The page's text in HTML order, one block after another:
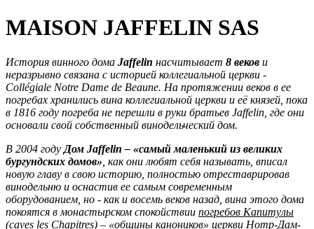
MAISON JAFFELIN SAS
История винного дома Jaffelin насчитывает 8 веков и
неразрывно связана с историей коллегиальной церкви -
Collégiale Notre Dame de Beaune. На протяжении веков в ее
погребах хранились вина коллегиальной церкви и её князей, пока
в 1816 году погреба не перешли в руки братьев Jaffelin, где они
основали свой собственный винодельческий дом.
В 2004 году Дом Jaffelin – «самый маленький из великих
бургундских домов» , как они любят себя называть, вписал
новую главу в свою историю, полностью отреставрировав
винодельню и оснастив ее самым современным
оборудованием, но - как и восемь веков назад, вина этого дома
покоятся в монастырском спокойствии погребов Капитулы
(caves les Сhapitres) – «общины каноников» церкви Нотр-Дам-